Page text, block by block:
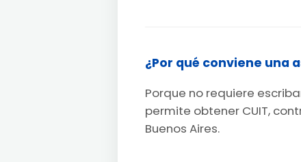
¿Por qué conviene una
Porque no requiere
permite obtener CUIT,
Buenos Aires.